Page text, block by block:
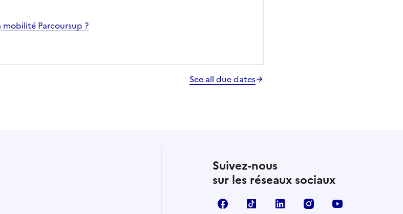
Parcoursup ?
See all due dates
Suivez-nous
sur les réseaux sociaux
FacebookTikTok LinkedIn Instagram